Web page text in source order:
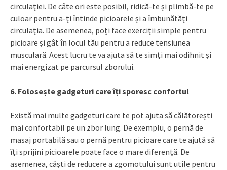
circulației. De câte ori este posibil, ridică-te și plimbă-te pe
culoar pentru a-ți întinde picioarele și a îmbunătăți
circulația. De asemenea, poți face exerciții simple pentru
picioare și gât în locul tău pentru a reduce tensiunea
musculară. Acest lucru te va ajuta să te simți mai odihnit și
mai energizat pe parcursul zborului.
6. Folosește gadgeturi care îți sporesc confortul
Există mai multe gadgeturi care te pot ajuta să călătorești
mai confortabil pe un zbor lung. De exemplu, o pernă de
masaj portabilă sau o pernă pentru picioare care te ajută să
îți sprijini picioarele poate face o mare diferență. De
asemenea, căști de reducere a zgomotului sunt utile pentru